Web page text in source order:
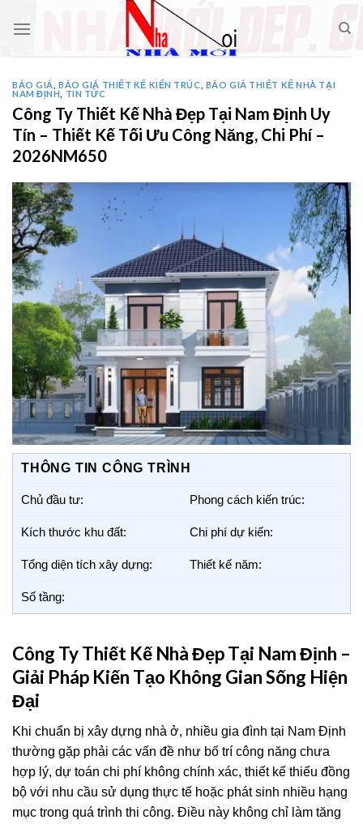
BÁO GIÁ ,BÁO GIÁ THIẾT KẾ KIẾN TRÚC
BÁO GIÁ THIẾT KẾ NHÀ TẠI
NAM ĐỊNH
TIN TỨC
Công Ty Thiết Kế Nhà Đẹp Tại Nam Định Uy
Tín – Thiết Kế Tối Ưu Công Năng, Chi Phí –
2026NM650
THÔNG TIN CÔNG TRÌNH
Chủ đầu tư: Phong cách kiến trúc:
Kích thước khu đất: Chi phí dự kiến:
Tổng diện tích xây dựng: Thiết kế năm:
Số tầng:
Công Ty Thiết Kế Nhà Đẹp Tại Nam Định –
Giải Pháp Kiến Tạo Không Gian Sống Hiện
Đại
Khi chuẩn bị xây dựng nhà ở, nhiều gia đình tại Nam Định
thường gặp phải các vấn đề như bố trí công năng chưa
hợp lý, dự toán chi phí không chính xác, thiết kế thiếu đồng
bộ với nhu cầu sử dụng thực tế hoặc phát sinh nhiều hạng
mục trong quá trình thi công. Điều này không chỉ làm tăng